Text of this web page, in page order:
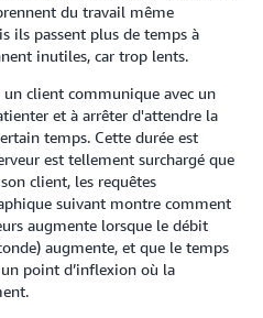
du travail même
ils passent plus de temps à
inutiles, car trop lents.
client communique avec un
et à arrêter d'attendre la
temps. Cette durée est
est tellement surchargé que
client, les requêtes
suivant montre comment
augmente lorsque le débit
augmente, et que le temps
point d’inflexion où la